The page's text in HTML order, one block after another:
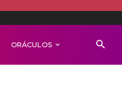
ORÁCULOS